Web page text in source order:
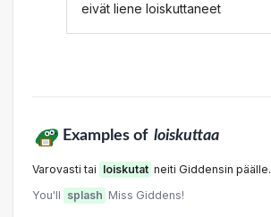
eivät liene loiskuttaneet
Examples of loiskuttaa
Varovasti tai loiskutat neiti Giddensin päälle.
You'll splash Miss Giddens!